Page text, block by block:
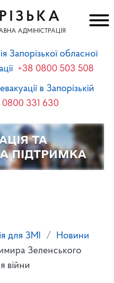
АДМІНІСТРАЦІЯ
Запорізької обласної
+38 0800 503 508
в Запорізькій
0800 331 630
для ЗМІ
Новини
Зеленського
війни